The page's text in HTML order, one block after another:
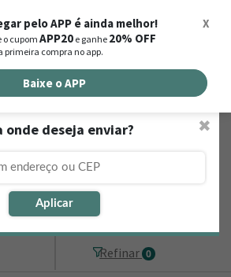
pelo APP é ainda melhor!
o cupomAPP20 e ganhe 20% OFF
primeira compra no app.
X
Baixe o APP
entrega
onde deseja enviar?
Aplicar
✖
e Presentes em Coelho Neto
online em Coelho Neto - MA?
Refinar 0